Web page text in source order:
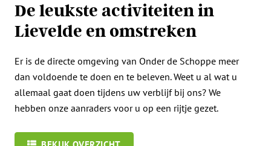
De leukste activiteiten in
Lievelde en omstreken
Er is de directe omgeving van Onder de Schoppe meer
dan voldoende te doen en te beleven. Weet u al wat u
allemaal gaat doen tijdens uw verblijf bij ons? We
hebben onze aanraders voor u op een rijtje gezet.